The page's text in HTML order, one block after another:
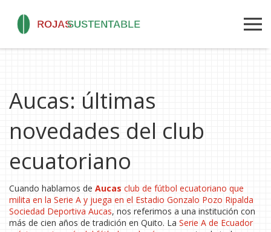
Aucas: últimas
novedades del club
ecuatoriano
Cuando hablamos de Aucas club de fútbol ecuatoriano que
milita en la Serie A y juega en el Estadio Gonzalo Pozo Ripalda
Sociedad Deportiva Aucas, nos referimos a una institución con
más de cien años de tradición en Quito. La Serie A de Ecuador